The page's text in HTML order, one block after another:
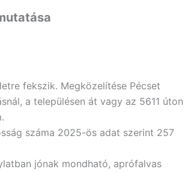
ása
fekszik. Megközelítése Pécset
a településen át vagy az 5611 úton
száma 2025-ös adat szerint 257
jónak mondható, aprófalvas